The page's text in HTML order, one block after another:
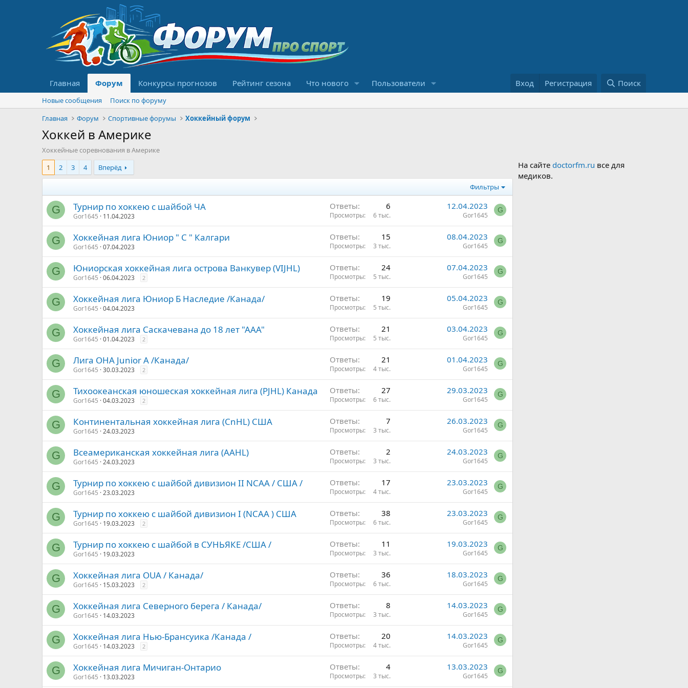
Главная Форум Конкурсы прогнозов Рейтинг сезона Что нового Пользователи Вход Регистрация Поиск
Новые сообщения
Поиск по форуму
Главная
Форум Спортивные форумы Хоккейный форум
Хоккей в Америке
Хоккейные соревнования в Америке
1
2 3 4 Вперёд
Фильтры
G Турнир по хоккею с шайбой ЧА
Gor1645 11.04.2023
Ответы 6
Просмотры 6 тыс.
12.04.2023
Gor1645
G
G Хоккейная лига Юниор " С " Калгари
Gor1645 07.04.2023
Ответы 15
Просмотры 3 тыс.
08.04.2023
Gor1645
G
G Юниорская хоккейная лига острова Ванкувер (VIJHL)
Gor1645 06.04.2023 2
Ответы 24
Просмотры 5 тыс.
07.04.2023
Gor1645
G
G Хоккейная лига Юниор Б Наследие /Канада/
Gor1645 04.04.2023
Ответы 19
Просмотры 5 тыс.
05.04.2023
Gor1645
G
G Хоккейная лига Саскачевана до 18 лет "ААА"
Gor1645 01.04.2023 2
Ответы 21
Просмотры 5 тыс.
03.04.2023
Gor1645
G
G Лига OHA Junior A /Канада/
Gor1645 30.03.2023 2
Ответы 21
Просмотры 4 тыс.
01.04.2023
Gor1645
G
G Тихоокеанская юношеская хоккейная лига (PJHL) Канада
Gor1645 04.03.2023 2
Ответы 27
Просмотры 6 тыс.
29.03.2023
Gor1645
G
G Континентальная хоккейная лига (CnHL) США
Gor1645 24.03.2023
Ответы 7
Просмотры 3 тыс.
26.03.2023
Gor1645
G
G Всеамериканская хоккейная лига (AAHL)
Gor1645 24.03.2023
Ответы 2
Просмотры 3 тыс.
24.03.2023
Gor1645
G
G Турнир по хоккею с шайбой дивизион II NCAA / США /
Gor1645 23.03.2023
Ответы 17
Просмотры 4 тыс.
23.03.2023
Gor1645
G
G Турнир по хоккею с шайбой дивизион I (NCAA ) США
Gor1645 19.03.2023 2
Ответы 38
Просмотры 6 тыс.
23.03.2023
Gor1645
G
G Турнир по хоккею с шайбой в СУНЬЯКЕ /США /
Gor1645 19.03.2023
Ответы 11
Просмотры 3 тыс.
19.03.2023
Gor1645
G
G Хоккейная лига OUA / Канада/
Gor1645 15.03.2023 2
Ответы 36
Просмотры 6 тыс.
18.03.2023
Gor1645
G
G Хоккейная лига Северного берега / Канада/
Gor1645 14.03.2023
Ответы 8
Просмотры 3 тыс.
14.03.2023
Gor1645
G
G Хоккейная лига Нью-Брансуика /Канада /
Gor1645 14.03.2023 2
Ответы 20
Просмотры 4 тыс.
14.03.2023
Gor1645
G
G Хоккейная лига Мичиган-Онтарио
Gor1645 13.03.2023
Ответы 4
Просмотры 3 тыс.
13.03.2023
Gor1645
G
На сайте doctorfm.ru все для
медиков.